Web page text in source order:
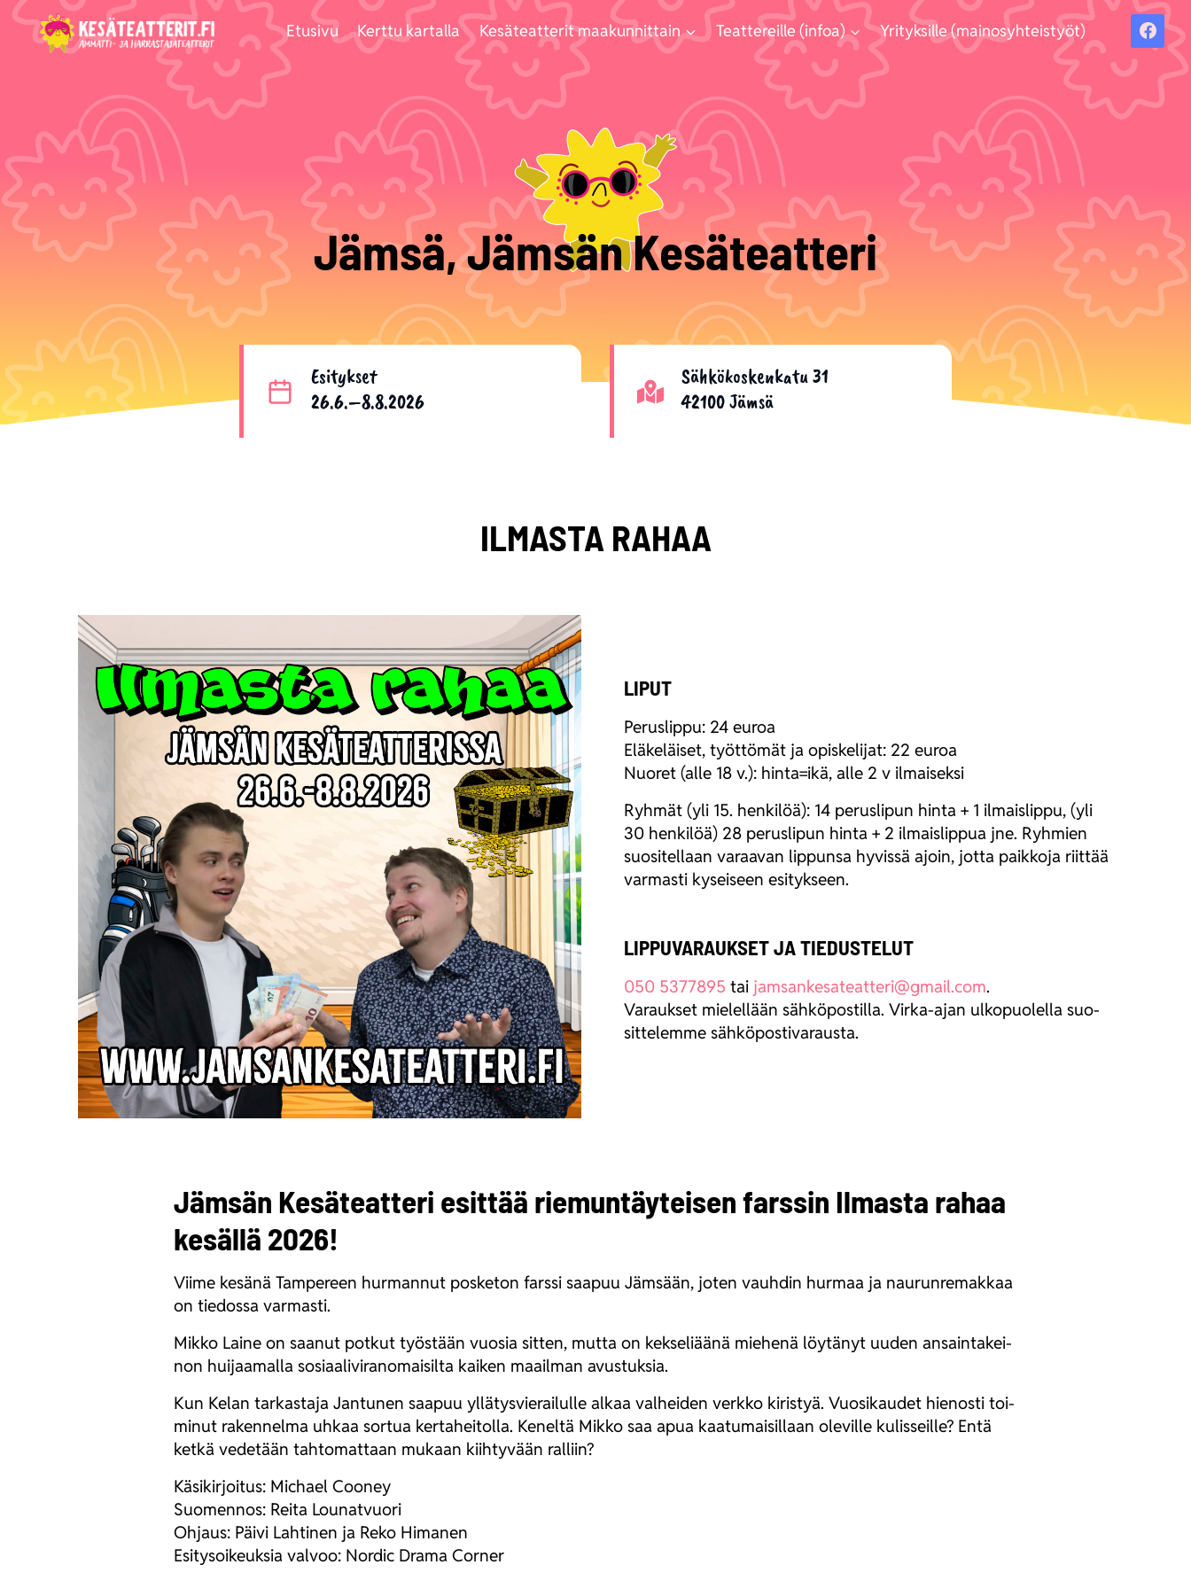
Siirry
sisältöön
Etusivu Kerttu kartalla Kesäteatterit maakunnittain Teattereille (infoa) Yrityksille (mainosyhteistyöt)
Jämsä, Jämsän Kesäteatteri
Esitykset
26.6.–8.8.2026
Sähkökoskenkatu 31
42100 Jämsä
ILMASTA RAHAA
LIPUT
Perus­lip­pu: 24 euroa
Elä­ke­läi­set, työt­tö­mät ja opis­ke­li­jat: 22 euroa
Nuo­ret (alle 18 v.): hinta=ikä, alle 2 v ilmai­sek­si
Ryh­mät (yli 15. hen­ki­löä): 14 perus­li­pun hin­ta + 1 ilmais­lip­pu, (yli
30 hen­ki­löä) 28 perus­li­pun hin­ta + 2 ilmais­lip­pua jne. Ryh­mien
suo­si­tel­laan varaa­van lip­pun­sa hyvis­sä ajoin, jot­ta paik­ko­ja riit­tää
var­mas­ti kysei­seen esi­tyk­seen.
LIPPUVARAUKSET JA TIEDUSTELUT
050 5377895 tai jamsankesateatteri@gmail.com.
Varauk­set mie­lel­lään säh­kö­pos­til­la. Vir­ka-ajan ulko­puo­lel­la suo­
sit­te­lem­me säh­kö­pos­ti­va­raus­ta.
Jämsän Kesäteatteri esittää riemuntäyteisen farssin Ilmasta rahaa
kesällä 2026!
Vii­me kesä­nä Tam­pe­reen hur­man­nut pos­ke­ton fars­si saa­puu Jäm­sään, joten vauh­din hur­maa ja nau­run­re­mak­kaa
on tie­dos­sa var­mas­ti.
Mik­ko Lai­ne on saa­nut pot­kut työs­tään vuo­sia sit­ten, mut­ta on kek­se­li­ää­nä mie­he­nä löy­tä­nyt uuden ansain­ta­kei­
non hui­jaa­mal­la sosi­aa­li­vi­ran­omai­sil­ta kai­ken maa­il­man avus­tuk­sia.
Kun Kelan tar­kas­ta­ja Jan­tu­nen saa­puu yllä­tys­vie­rai­lul­le alkaa val­hei­den verk­ko kiris­tyä. Vuo­si­kau­det hie­nos­ti toi­
mi­nut raken­nel­ma uhkaa sor­tua ker­ta­hei­tol­la. Kenel­tä Mik­ko saa apua kaa­tu­mai­sil­laan ole­vil­le kulis­seil­le? Entä
ket­kä vede­tään tah­to­mat­taan mukaan kiih­ty­vään ral­liin?
Käsi­kir­joi­tus: Mic­hael Coo­ney
Suo­men­nos: Rei­ta Lou­nat­vuo­ri
Ohjaus: Päi­vi Lah­ti­nen ja Reko Hima­nen
Esi­ty­soi­keuk­sia val­voo: Nor­dic Dra­ma Cor­ner